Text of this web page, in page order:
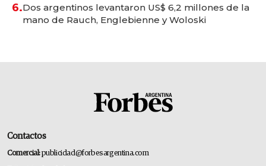
6.Dos argentinos levantaron US$ 6,2 millones de la
mano de Rauch, Englebienne y Woloski
Contactos
Comercial:publicidad@forbesargentina.com